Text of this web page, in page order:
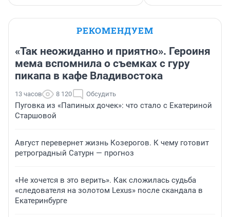
РЕКОМЕНДУЕМ
«Так неожиданно и приятно». Героиня
мема вспомнила о съемках с гуру
пикапа в кафе Владивостока
13 часов 8 120 Обсудить
Пуговка из «Папиных дочек»: что стало с Екатериной
Старшовой
Август перевернет жизнь Козерогов. К чему готовит
ретроградный Сатурн — прогноз
«Не хочется в это верить». Как сложилась судьба
«следователя на золотом Lexus» после скандала в
Екатеринбурге